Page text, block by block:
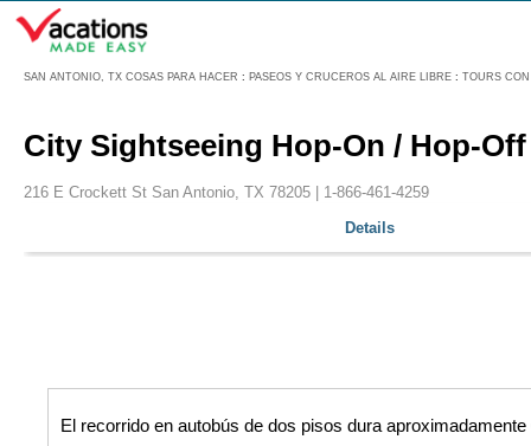
SAN ANTONIO, TX COSAS PARA HACER : PASEOS Y CRUCEROS AL AIRE LIBRE : TOURS
Menú
City Sightseeing Hop-On / Hop-
216 E Crockett St San Antonio, TX 78205 | 1-866-461-4259
Details
El recorrido en autobús de dos pisos dura